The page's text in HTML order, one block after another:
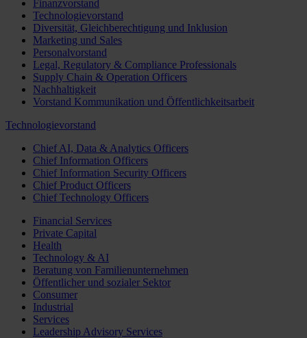
Finanzvorstand
Technologievorstand
Diversität, Gleichberechtigung und Inklusion
Marketing und Sales
Personalvorstand
Legal, Regulatory & Compliance Professionals
Supply Chain & Operation Officers
Nachhaltigkeit
Vorstand Kommunikation und Öffentlichkeitsarbeit
Technologievorstand
Chief AI, Data & Analytics Officers
Chief Information Officers
Chief Information Security Officers
Chief Product Officers
Chief Technology Officers
Financial Services
Private Capital
Health
Technology & AI
Beratung von Familienunternehmen
Öffentlicher und sozialer Sektor
Consumer
Industrial
Services
Leadership Advisory Services